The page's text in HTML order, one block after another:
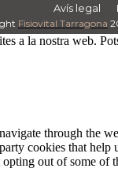
Avís legal
Fisiovital Tarragona
a la nostra web.
through the
cookies that
out of some of